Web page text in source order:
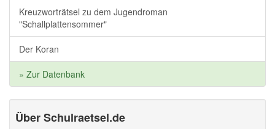
Kreuzworträtsel zu dem Jugendroman
"Schallplattensommer"
Der Koran
» Zur Datenbank
Über Schulraetsel.de